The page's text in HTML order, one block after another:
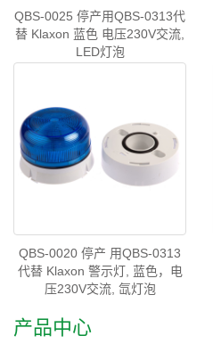
QBS-0025 停产用QBS-0313代
替 Klaxon 蓝色 电压230V交流,
LED灯泡
QBS-0020 停产 用QBS-0313
代替 Klaxon 警示灯, 蓝色，电
压230V交流, 氙灯泡
产品中心